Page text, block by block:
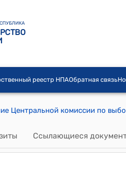
реестр НПАОбратная связь
Ссылающиеся